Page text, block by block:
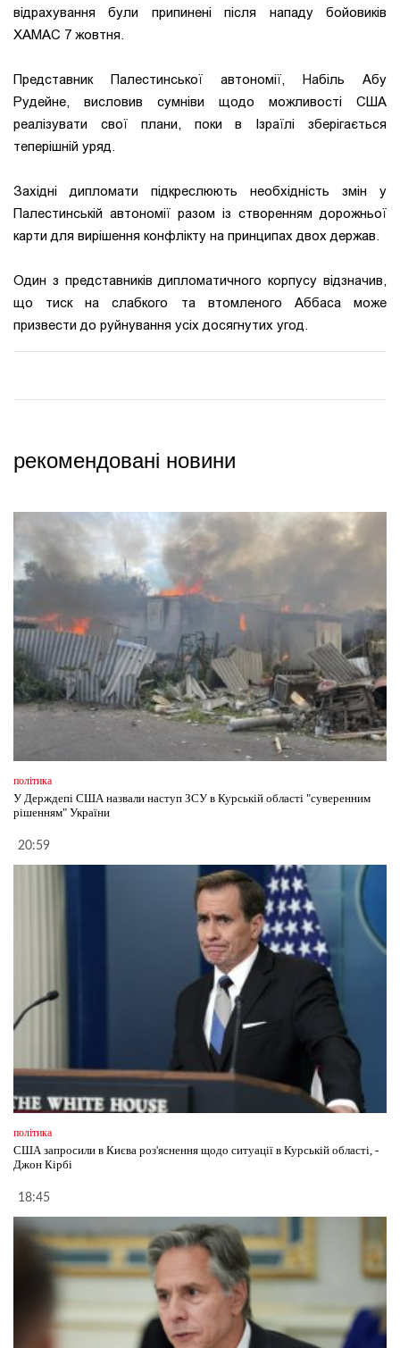
відрахування були припинені після нападу бойовиків
ХАМАС 7 жовтня.
Представник Палестинської автономії, Набіль Абу
Рудейне, висловив сумніви щодо можливості США
реалізувати свої плани, поки в Ізраїлі зберігається
теперішній уряд.
Західні дипломати підкреслюють необхідність змін у
Палестинській автономії разом із створенням дорожньої
карти для вирішення конфлікту на принципах двох держав.
Один з представників дипломатичного корпусу відзначив,
що тиск на слабкого та втомленого Аббаса може
призвести до руйнування усіх досягнутих угод.
рекомендовані новини
політика
У Держдепі США назвали наступ ЗСУ в Курській області "суверенним
рішенням" України
20:59
політика
США запросили в Києва роз'яснення щодо ситуації в Курській області, -
Джон Кірбі
18:45